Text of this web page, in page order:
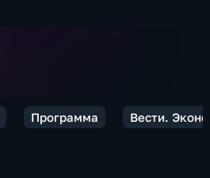
Программа Вести.